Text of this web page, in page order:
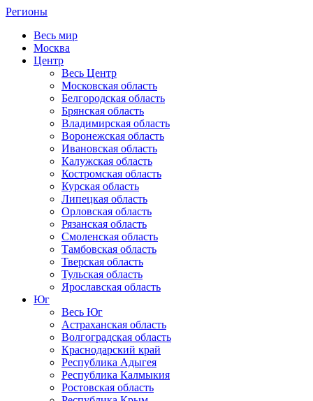
Регионы
Весь мир
Москва
Центр
Весь Центр
Московская область
Белгородская область
Брянская область
Владимирская область
Воронежская область
Ивановская область
Калужская область
Костромская область
Курская область
Липецкая область
Орловская область
Рязанская область
Смоленская область
Тамбовская область
Тверская область
Тульская область
Ярославская область
Юг
Весь Юг
Астраханская область
Волгоградская область
Краснодарский край
Республика Адыгея
Республика Калмыкия
Ростовская область